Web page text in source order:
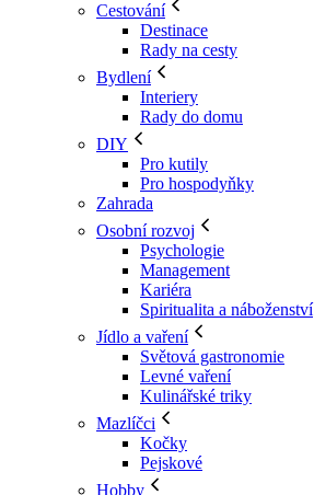
Cestování
Destinace
Rady na cesty
Bydlení
Interiery
Rady do domu
DIY
Pro kutily
Pro hospodyňky
Zahrada
Osobní rozvoj
Psychologie
Management
Kariéra
Spiritualita a náboženství
Jídlo a vaření
Světová gastronomie
Levné vaření
Kulinářské triky
Mazlíčci
Kočky
Pejskové
Hobby